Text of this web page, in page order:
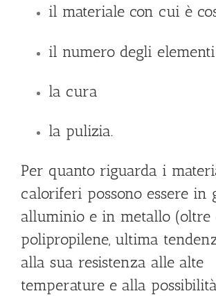
il materiale con cui è
il numero degli
la cura
la pulizia.
Per quanto riguarda i
caloriferi possono essere in
alluminio e in metallo (oltre
polipropilene, ultima
alla sua resistenza alle alte
temperature e alla